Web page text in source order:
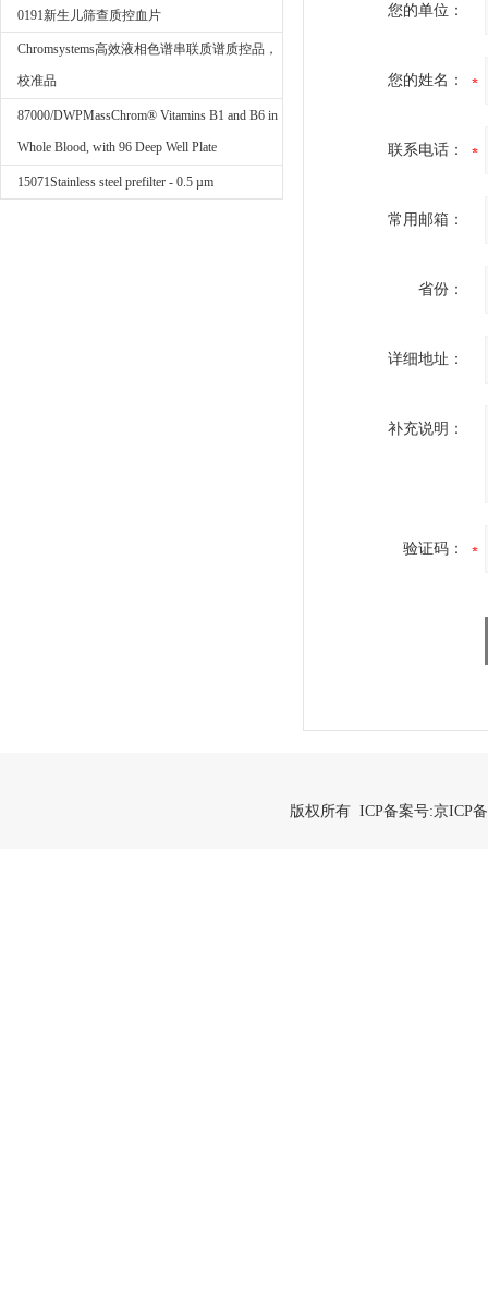
0191新生儿筛查质控血片
Chromsystems高效液相色谱串联质谱质控品，
校准品
87000/DWPMassChrom® Vitamins B1 and B6 in
Whole Blood, with 96 Deep Well Plate
15071Stainless steel prefilter - 0.5 µm
您的单位：
您的姓名：
联系电话：
常用邮箱：
省份：
详细地址：
补充说明：
验证码：
版权所有 ICP备案号:京ICP